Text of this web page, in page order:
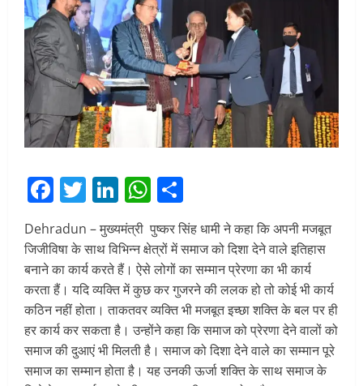
Facebook
Twitter
LinkedIn
WhatsApp
Dehradun – मुख्यमंत्री पुष्कर सिंह धामी ने कहा कि अपनी मजबूत
जिजीविषा के साथ विभिन्न क्षेत्रों में समाज को दिशा देने वाले इतिहास
बनाने का कार्य करते हैं। ऐसे लोगों का सम्मान प्रेरणा का भी कार्य
करता हैं। यदि व्यक्ति में कुछ कर गुजरने की ललक हो तो कोई भी कार्य
कठिन नहीं होता। ताकतवर व्यक्ति भी मजबूत इच्छा शक्ति के बल पर ही
हर कार्य कर सकता है। उन्होंने कहा कि समाज को प्रेरणा देने वालों को
समाज की दुआएं भी मिलती है। समाज को दिशा देने वाले का सम्मान पूरे
समाज का सम्मान होता है। यह उनकी ऊर्जा शक्ति के साथ समाज के